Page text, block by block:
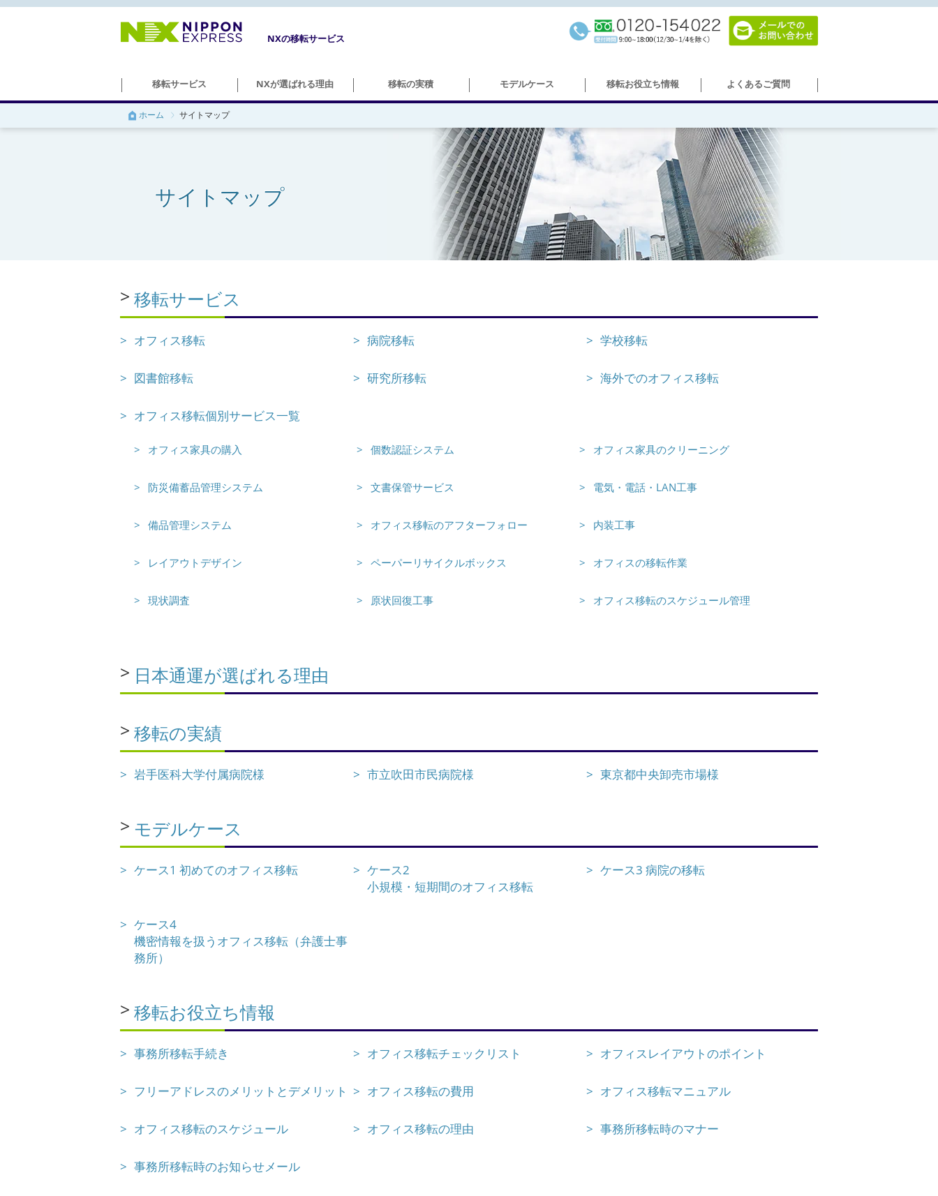
NXの移転サービス
移転サービス
＞オフィス移転 ＞病院移転
＞研究所移転 ＞海外でのオフィス移転
＞個別サービス一覧
個人のお引越し
NXが選ばれる理由 移転の実積 モデルケース 移転お役立ち情報 よくあるご質問
ホーム サイトマップ
サイトマップ
移転サービス
オフィス移転 病院移転 学校移転
図書館移転 研究所移転 海外でのオフィス移転
オフィス移転個別サービス一覧
オフィス家具の購入 個数認証システム オフィス家具のクリーニング
防災備蓄品管理システム 文書保管サービス 電気・電話・LAN工事
備品管理システム オフィス移転のアフターフォロー 内装工事
レイアウトデザイン ペーパーリサイクルボックス オフィスの移転作業
現状調査 原状回復工事 オフィス移転のスケジュール管理
日本通運が選ばれる理由
移転の実績
岩手医科大学付属病院様 市立吹田市民病院様 東京都中央卸売市場様
モデルケース
ケース1 初めてのオフィス移転
ケース2
小規模・短期間のオフィス移転
ケース3 病院の移転
ケース4
機密情報を扱うオフィス移転（弁護士事
務所）
移転お役立ち情報
事務所移転手続き オフィス移転チェックリスト オフィスレイアウトのポイント
フリーアドレスのメリットとデメリット オフィス移転の費用 オフィス移転マニュアル
オフィス移転のスケジュール オフィス移転の理由 事務所移転時のマナー
事務所移転時のお知らせメール